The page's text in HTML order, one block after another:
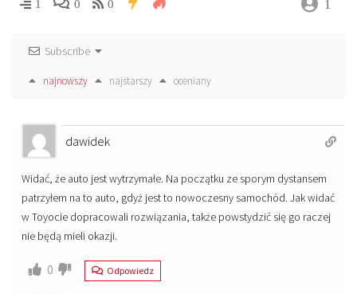
1 0 0 1
Subscribe
najnowszy najstarszy oceniany
dawidek
Widać, że auto jest wytrzymałe. Na początku ze sporym dystansem
patrzyłem na to auto, gdyż jest to nowoczesny samochód. Jak widać
w Toyocie dopracowali rozwiązania, także powstydzić się go raczej
nie będą mieli okazji.
0 Odpowiedz